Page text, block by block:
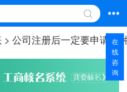
> 公司注册后一定要申请税
在
线
咨
询